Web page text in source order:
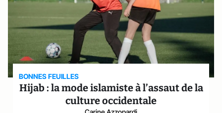
BONNES FEUILLES
Hijab : la mode islamiste à l’assaut de la
culture occidentale